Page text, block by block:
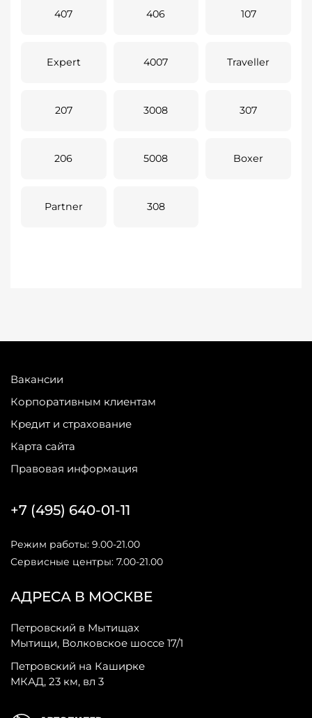
407 406 107
Expert 4007 Traveller
207 3008 307
206 5008 Boxer
Partner 308
Вакансии
Корпоративным клиентам
Кредит и страхование
Карта сайта
Правовая информация
АДРЕСА В МОСКВЕ
Петровский в Мытищах
Мытищи, Волковское шоссе 17/1
Петровский на Каширке
МКАД, 23 км, вл 3
+7 (495) 640-01-11
Режим работы: 9.00-21.00
Сервисные центры: 7.00-21.00